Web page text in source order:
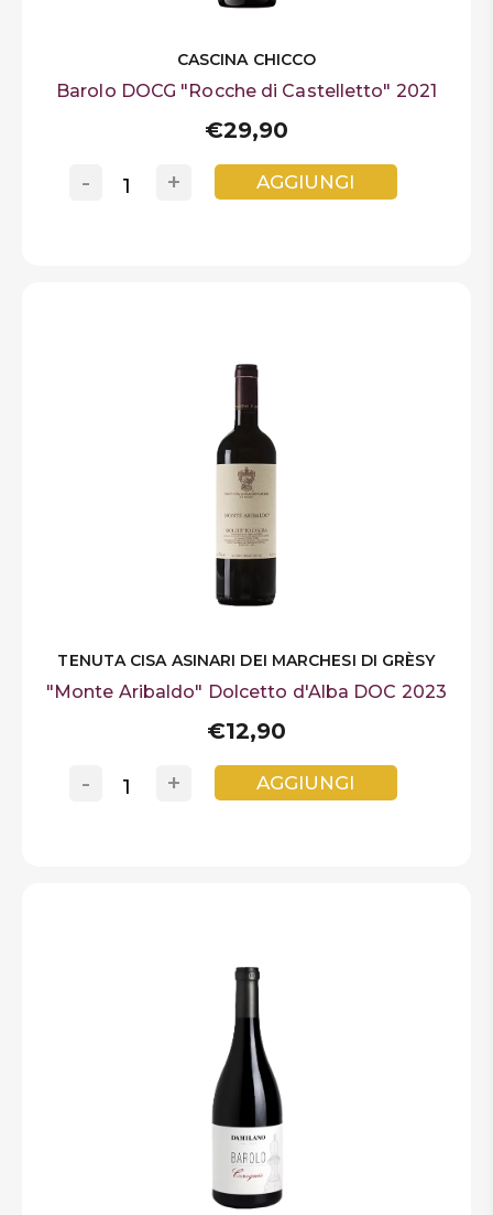
CASCINA CHICCO
Barolo DOCG "Rocche di Castelletto" 2021
€29,90
+
- AGGIUNGI
TENUTA CISA ASINARI DEI MARCHESI DI GRÈSY
"Monte Aribaldo" Dolcetto d'Alba DOC 2023
€12,90
+
- AGGIUNGI